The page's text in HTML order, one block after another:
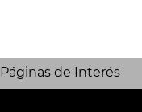
Páginas de Interés